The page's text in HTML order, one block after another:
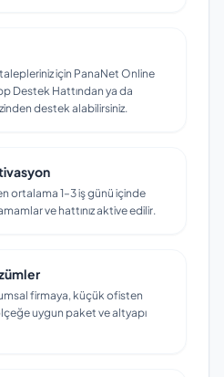
talepleriniz için PanaNet Online
Destek Hattından ya da
destek alabilirsiniz.
ortalama 1–3 iş günü içinde
ve hattınız aktive edilir.
firmaya, küçük ofisten
uygun paket ve altyapı